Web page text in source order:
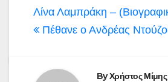
άρθρων
Λίνα Λαμπράκη –
Πέθανε ο Ανδρέας
ByΧρήστος Μίμης